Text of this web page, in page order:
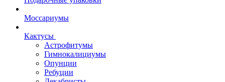
Моссариумы
Кактусы
Астрофитумы
Гимнокалициумы
Опунции
Ребуции